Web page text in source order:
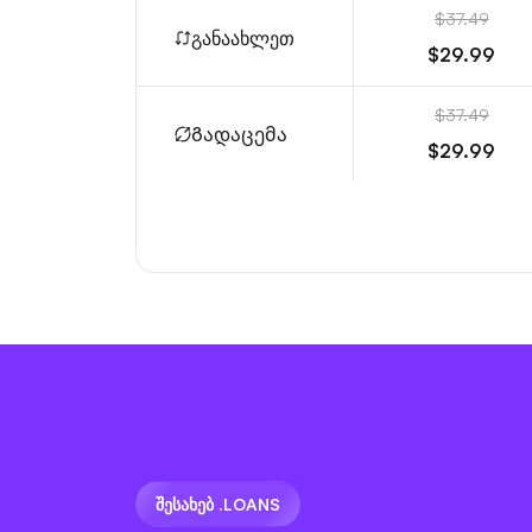
განაახლეთ
$37.49
$29.99
Გადაცემა
$37.49
$29.99
ᲨᲔᲡᲐᲮᲔᲑ .LOANS